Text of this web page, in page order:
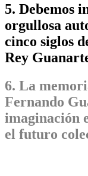
5. Debemos
orgullosa
cinco siglos
Rey
6. La
Fernando
imaginación
el futuro